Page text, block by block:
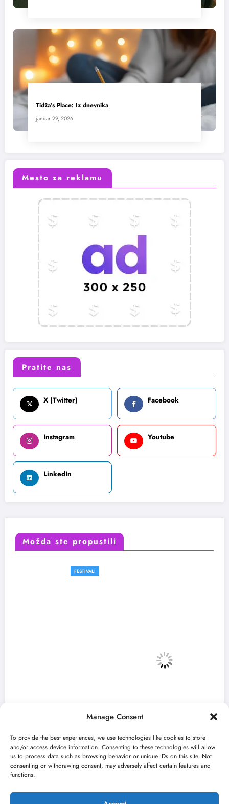
Manage Consent
To provide the best experiences, we use technologies like cookies to store
and/or access device information. Consenting to these technologies will allow
us to process data such as browsing behavior or unique IDs on this site. Not
consenting or withdrawing consent, may adversely affect certain features and
functions.
Tidža’s Place: Iz dnevnika
januar 29, 2026
Mesto za reklamu
Pratite nas
X (Twitter) Facebook
Instagram Youtube
LinkedIn
Možda ste propustili
„Najveći mali festival u Vojvodini“ i ovog
Kulturni kišobran